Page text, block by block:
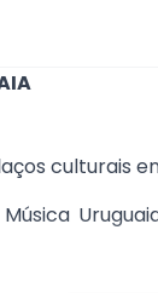
culturais